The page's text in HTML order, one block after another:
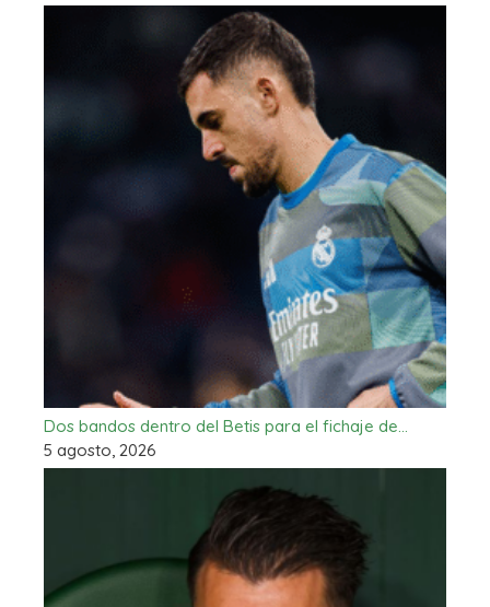
Dos bandos dentro del Betis para el fichaje de…
5 agosto, 2026